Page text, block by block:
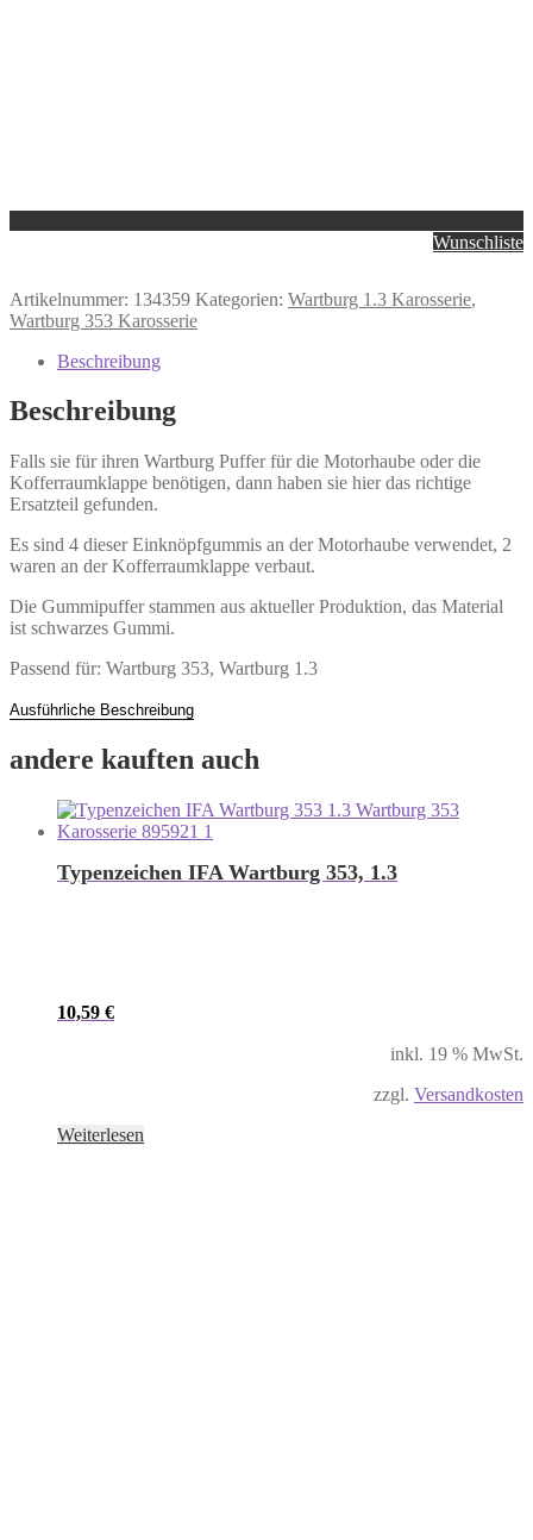
Wunschliste
Artikelnummer: 134359 Kategorien: Wartburg 1.3 Karosserie,
Wartburg 353 Karosserie
Beschreibung
Beschreibung
Falls sie für ihren Wartburg Puffer für die Motorhaube oder die
Kofferraumklappe benötigen, dann haben sie hier das richtige
Ersatzteil gefunden.
Es sind 4 dieser Einknöpfgummis an der Motorhaube verwendet, 2
waren an der Kofferraumklappe verbaut.
Die Gummipuffer stammen aus aktueller Produktion, das Material
ist schwarzes Gummi.
Passend für: Wartburg 353, Wartburg 1.3
Ausführliche Beschreibung
andere kauften auch
Typenzeichen IFA Wartburg 353, 1.3
10,59 €
inkl. 19 % MwSt.
zzgl. Versandkosten
Weiterlesen